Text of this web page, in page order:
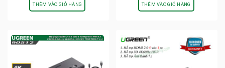
THÊM VÀO GIỎ HÀNG THÊM VÀO GIỎ HÀNG